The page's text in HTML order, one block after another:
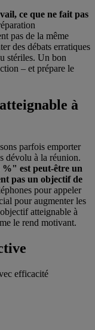
ce que ne fait pas
pas de la même
des débats erratiques
stériles. Un bon
– et prépare le
à
parfois emporter
dévolu à la réunion.
%" est peut-être un
pas un objectif de
pour appeler
pour augmenter les
atteignable à
le rend motivant.
efficacité